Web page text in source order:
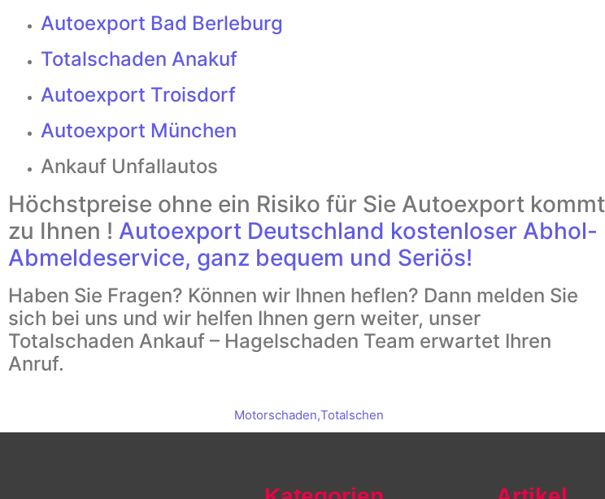
Autoexport Bad Berleburg
Totalschaden Anakuf
Autoexport Troisdorf
Autoexport München
Ankauf Unfallautos
Höchstpreise ohne ein Risiko für Sie Autoexport kommt
zu Ihnen ! Autoexport Deutschland kostenloser Abhol-
Abmeldeservice, ganz bequem und Seriös!
Haben Sie Fragen? Können wir Ihnen heflen? Dann melden Sie
sich bei uns und wir helfen Ihnen gern weiter, unser
Totalschaden Ankauf – Hagelschaden Team erwartet Ihren
Anruf.
Motorschaden,Totalschen